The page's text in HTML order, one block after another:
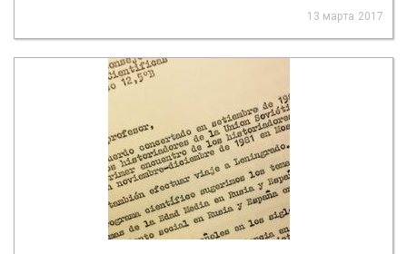
13 марта 2017